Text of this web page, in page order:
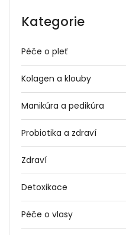
Kategorie
Péče o pleť
Kolagen a klouby
Manikúra a pedikúra
Probiotika a zdraví
Zdraví
Detoxikace
Péče o vlasy